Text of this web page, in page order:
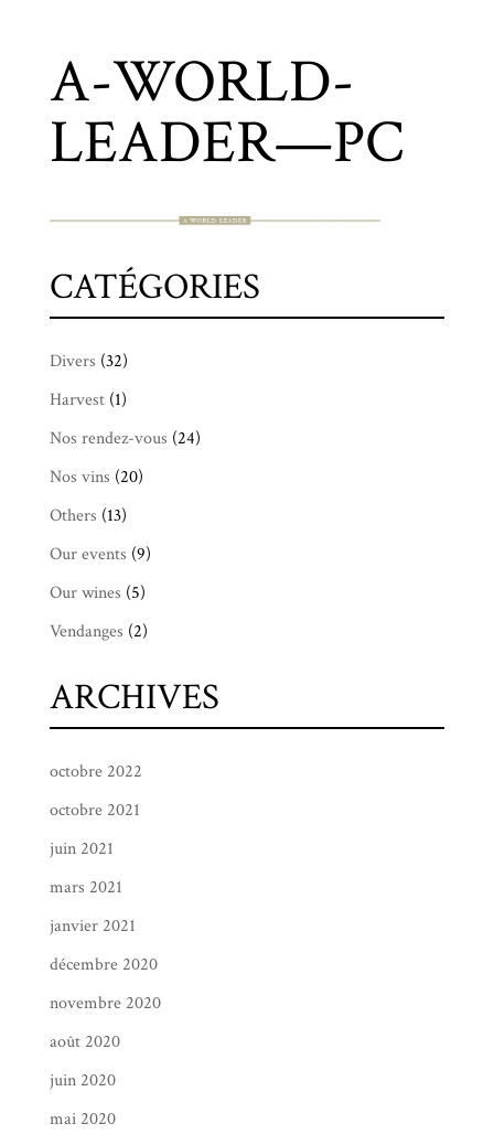
A-WORLD-
LEADER—PC
CATÉGORIES
Divers (32)
Harvest(1)
Nos rendez-vous (24)
Nos vins (20)
Others (13)
Our events (9)
Our wines (5)
Vendanges (2)
ARCHIVES
octobre 2022
octobre 2021
juin 2021
mars 2021
janvier 2021
décembre 2020
novembre 2020
août 2020
juin 2020
mai 2020